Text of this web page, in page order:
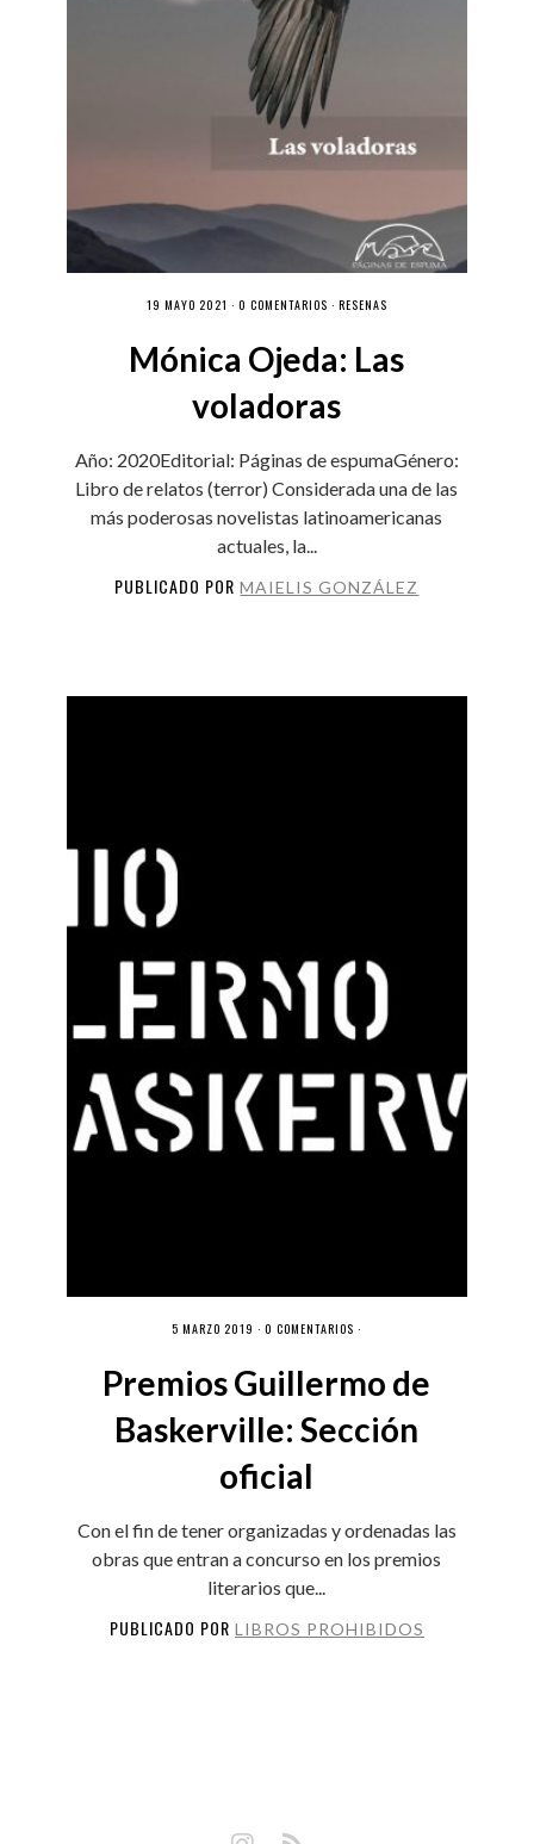
19 MAYO 2021 · 0 COMENTARIOS · RESEÑAS
Mónica Ojeda: Las
voladoras
Año: 2020Editorial: Páginas de espumaGénero:
Libro de relatos (terror) Considerada una de las
más poderosas novelistas latinoamericanas
actuales, la...
PUBLICADO PORMAIELIS GONZÁLEZ
5 MARZO 2019 ·0 COMENTARIOS ·
Premios Guillermo de
Baskerville: Sección
oficial
Con el fin de tener organizadas y ordenadas las
obras que entran a concurso en los premios
literarios que...
PUBLICADO POR LIBROS PROHIBIDOS